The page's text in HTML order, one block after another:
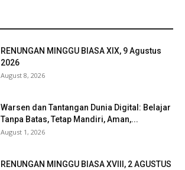
RENUNGAN MINGGU BIASA XIX, 9 Agustus
2026
August 8, 2026
Warsen dan Tantangan Dunia Digital: Belajar
Tanpa Batas, Tetap Mandiri, Aman,...
August 1, 2026
RENUNGAN MINGGU BIASA XVIII, 2 AGUSTUS